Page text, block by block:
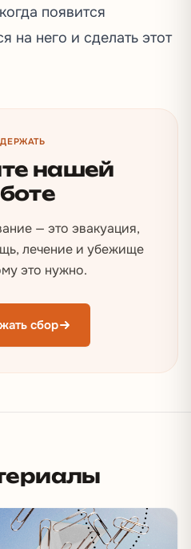
появится
на него и сделать этот
нашей
— это эвакуация,
лечение и убежище
это нужно.
сбор